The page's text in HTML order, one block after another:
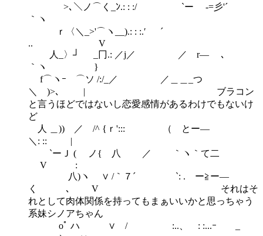
>､＼ノ⌒く_ﾝ.: : :/ `ー -=彡'´
｀ヽ
ｒ〈＼_>'⌒ヽ__).: : :.′ ´
.. V
人_〉┘ _冂.: ／j／ ／ r― ､
｀ヽ }
f⌒ヽｰ ⌒ソ /:/_／ ／＿＿_つ
＼ )>､ | ブラコン
と言うほどではないし恋愛感情があるわけでもないけ
ど
人 ＿)) ／ /^ {ｒ'::: （ とー―
＼: :: |
`ーＪ ( ノ{ 八 ／ ｀ヽ｀て二
V :
八)ヽ ∨ /｀７´ `: . ー≧ー―
く ､ V それはそ
れとして肉体関係を持ってもまぁいいかと思っちゃう
系妹シノアちゃん
oﾟ ハ ∨ / :..、 : :...ｰ _